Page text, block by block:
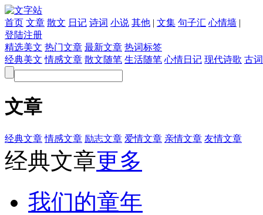
首页 文章 散文 日记 诗词 小说 其他 | 文集 句子汇 心情墙 |
登陆注册
精选美文 热门文章 最新文章 热词标签
经典美文 情感文章 散文随笔 生活随笔 心情日记 现代诗歌 古
文章
经典文章 情感文章 励志文章 爱情文章 亲情文章 友情文章
经典文章更多
我们的童年